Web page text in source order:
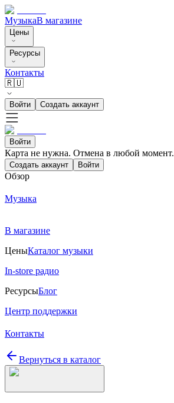
МузыкаВ магазине
Цены
Ресурсы
Контакты
🇷🇺
Войти Создать аккаунт
Войти
Карта не нужна. Отмена в любой момент.
Создать аккаунт Войти
Обзор
Музыка
В магазине
ЦеныКаталог музыки
In-store радио
РесурсыБлог
Центр поддержки
Контакты
Вернуться в каталог